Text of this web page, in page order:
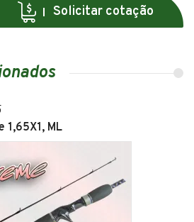
Solicitar cotação
1,65X1, ML